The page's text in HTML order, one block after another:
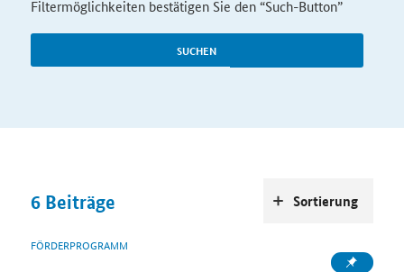
SUCHEN
Filtermöglichkeiten bestätigen Sie den “Such-Button”
6 Beiträge
FÖRDERPROGRAMM
Sortierung